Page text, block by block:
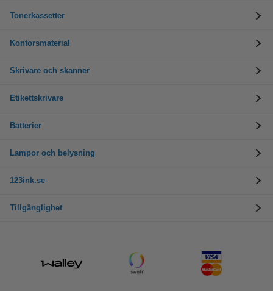
Tonerkassetter
Kontorsmaterial
Skrivare och skanner
Etikettskrivare
Batterier
Lampor och belysning
123ink.se
Tillgänglighet